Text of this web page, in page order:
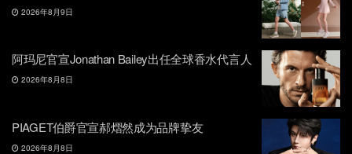
2026年8月9日
阿玛尼官宣Jonathan Bailey出任全球香水代言人
2026年8月8日
PIAGET伯爵官宣郝熠然成为品牌挚友
2026年8月8日